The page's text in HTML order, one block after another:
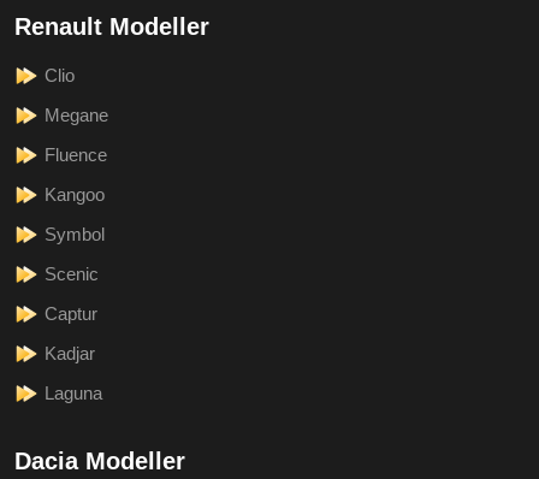
Renault Modeller
Clio
Megane
Fluence
Kangoo
Symbol
Scenic
Captur
Kadjar
Laguna
Dacia Modeller